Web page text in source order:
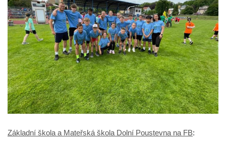
Základní škola a Mateřská škola Dolní Poustevna na FB: